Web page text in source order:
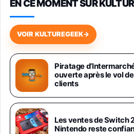
648,63€834,71€
Samsung Galaxy
Android 5G avec Galaxy
Chargeur Secteur
Smartphone
1019€
Galaxy S26 Ultra 512 Go
1019€1399€ Fnac (Vendeur
EN CE MOMENT SUR
VOIR KULTUREGEEK→
Piratage
ouverte après le vol
clients
Les ventes de Switch
Nintendo reste